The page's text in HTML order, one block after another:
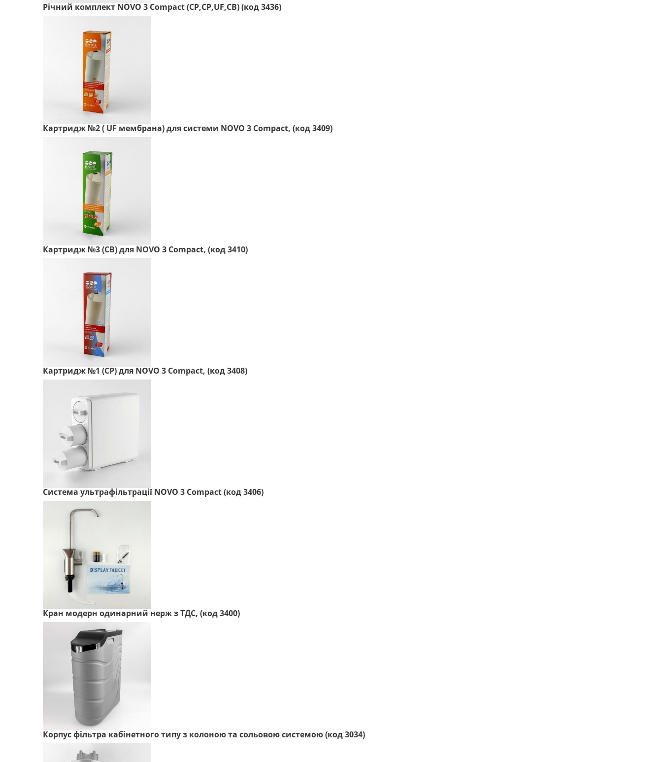
Річний комплект NOVO 3 Compact (CP,CP,UF,CB) (код 3436)
Картридж №2 ( UF мембрана) для системи NOVO 3 Compact, (код 3409)
Картридж №3 (CB) для NOVO 3 Compact, (код 3410)
Картридж №1 (CP) для NOVO 3 Compact, (код 3408)
Система ультрафільтрації NOVO 3 Compact (код 3406)
Кран модерн одинарний нерж з ТДС, (код 3400)
Корпус фільтра кабінетного типу з колоною та сольовою системою (код 3034)